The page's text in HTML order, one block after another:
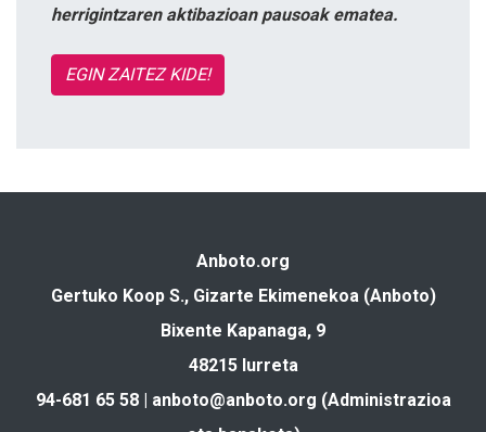
herrigintzaren aktibazioan pausoak ematea.
EGIN ZAITEZ KIDE!
Anboto.org
Gertuko Koop S., Gizarte Ekimenekoa (Anboto)
Bixente Kapanaga, 9
48215 Iurreta
94-681 65 58 | anboto@anboto.org (Administrazioa